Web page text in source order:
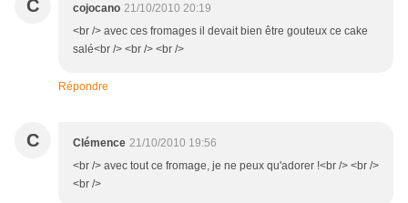
C cojocano 21/10/2010 20:19
<br /> avec ces fromages il devait bien être gouteux ce cake
salé<br /> <br /> <br />
Répondre
C Clémence 21/10/2010 19:56
<br /> avec tout ce fromage, je ne peux qu'adorer !<br /> <br />
<br />